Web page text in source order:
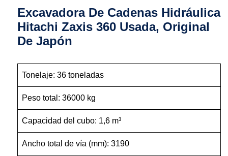
Excavadora De Cadenas Hidráulica
Hitachi Zaxis 360 Usada, Original
De Japón
Tonelaje: 36 toneladas
Peso total: 36000 kg
Capacidad del cubo: 1,6 m³
Ancho total de vía (mm): 3190